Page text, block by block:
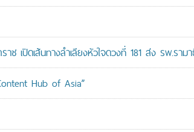
ช เปิดเส้นทางลำเลียงหัวใจดวงที่ 181 ส่ง รพ.ราม
Hub of Asia”